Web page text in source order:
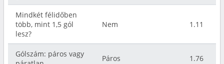
Mindkét félidőben
több, mint 1,5 gól
lesz?
Nem 1.11
Gólszám: páros vagy
Páros 1.76